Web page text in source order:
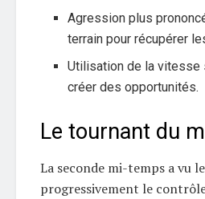
Agression plus
terrain pour récupérer
Utilisation de la vitesse
créer des opportunités.
Le tournant du
La seconde mi-temps a vu
progressivement le